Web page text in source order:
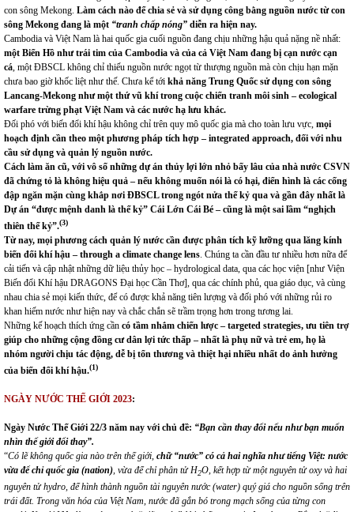
con sông Mekong. Làm cách nào để chia sẻ và sử dụng công bằng nguồn nước từ con
sông Mekong đang là một “tranh chấp nóng” diễn ra hiện nay.
Cambodia và Việt Nam là hai quốc gia cuối nguồn đang chịu những hậu quả nặng nề nhất:
một Biển Hồ như trái tim của Cambodia và của cả Việt Nam đang bị cạn nước cạn
cá, một ĐBSCL không chỉ thiếu nguồn nước ngọt từ thượng nguồn mà còn chịu hạn mặn
chưa bao giờ khốc liệt như thế. Chưa kể tới khả năng Trung Quốc sử dụng con sông
Lancang-Mekong như một thứ vũ khí trong cuộc chiến tranh môi sinh – ecological
warfare trừng phạt Việt Nam và các nước hạ lưu khác.
Đối phó với biến đổi khí hậu không chỉ trên quy mô quốc gia mà cho toàn lưu vực, mọi
hoạch định cần theo một phương pháp tích hợp – integrated approach, đối với nhu
cầu sử dụng và quản lý nguồn nước.
Cách làm ăn cũ, với vô số những dựán thủy lợi lớn nhỏ bấy lâu của nhà nước CSVN
đã chứng tỏ là không hiệu quả – nếu không muốn nói là có hại, điển hình là các cống
đập ngăn mặn cùng khắp nơi ĐBSCL trong ngót nửa thế kỷ qua và gần đây nhất là
Dự án “được mệnh danh là thế kỷ” Cái Lớn Cái Bé – cũng là một sai lầm “nghịch
thiên thế kỷ”.(3)
Từ nay, mọi phương cách quản lý nước cần được phân tích kỹ lưỡng qua lăng kính
biến đổi khí hậu – through a climate change lens. Chúng ta cần đầu tư nhiều hơn nữa để
cải tiến và cập nhật những dữ liệu thủy học – hydrological data, qua các học viện [như Viện
Biến đổi Khí hậu DRAGONS Đại học Cần Thơ], qua các chính phủ, qua giáo dục, và cùng
nhau chia sẻ mọi kiến thức, để có được khả năng tiên lượng và đối phó với những rủi ro
khan hiếm nước như hiện nay và chắc chắn sẽ trầm trọng hơn trong tương lai.
Những kế hoạch thích ứng cần có tầm nhắm chiến lược – targeted strategies, ưu tiên trợ
giúp cho những cộng đồng cư dân lợi tức thấp – nhất là phụ nữ và trẻ em, họ là
nhóm người chịu tác động, dễ bị tổn thương và thiệt hại nhiều nhất do ảnh hưởng
của biến đổi khí hậu.(1)
NGÀY NƯỚC THẾ GIỚI 2023:
Ngày Nước Thế Giới 22/3 năm nay với chủ đề: “Bạn cần thay đổi nếu như bạn muốn
nhìn thế giới đổi thay”.
“Có lẽ không quốc gia nào trên thế giới, chữ “nước” có cả hai nghĩa như tiếng Việt: nước
vừa để chỉ quốc gia (nation), vừa để chỉ phân tửH2O, kết hợp từ một nguyên tử oxy và hai
nguyên tử hydro, để hình thành nguồn tài nguyên nước (water) quý giá cho nguồn sống trên
trái đất. Trong văn hóa của Việt Nam, nước đã gắn bó trong mạch sống của từng con